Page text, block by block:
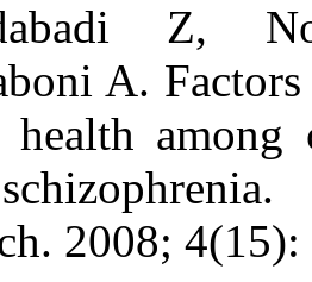
Tonekaboni A.
mental health
with
Research.